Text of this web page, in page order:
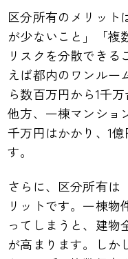
区分所有のメリット
が少ないこと」「複
リスクを分散できる
えば都内のワンルー
ら数百万円から1千
他方、一棟マンショ
千万円はかかり、1
す。
さらに、区分所有は
リットです。一棟物
ってしまうと、建物
が高まります。しか